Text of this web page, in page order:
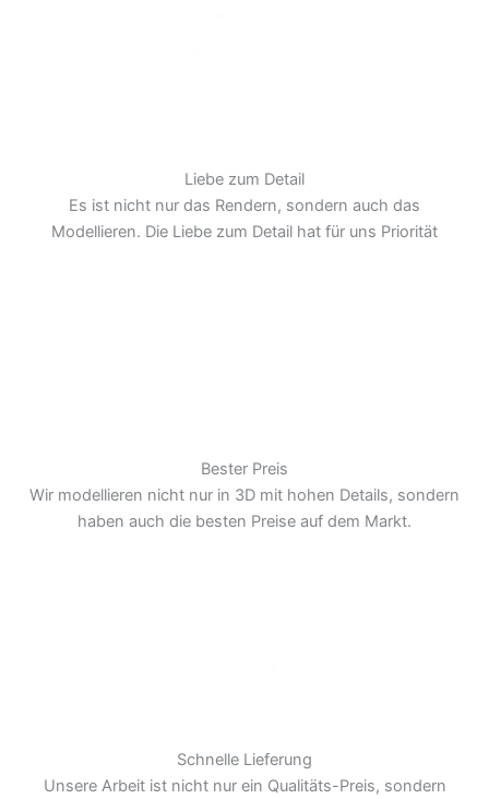
Liebe zum Detail
Es ist nicht nur das Rendern, sondern auch das
Modellieren. Die Liebe zum Detail hat für uns Priorität
Bester Preis
Wir modellieren nicht nur in 3D mit hohen Details, sondern
haben auch die besten Preise auf dem Markt.
Schnelle Lieferung
Unsere Arbeit ist nicht nur ein Qualitäts-Preis, sondern